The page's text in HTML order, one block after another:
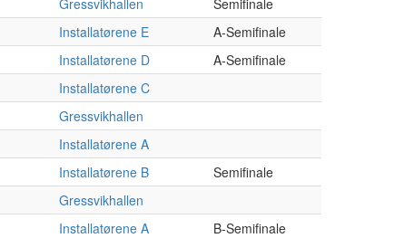
Gressvikhallen
Semifinale
Installatørene E
A-Semifinale
Installatørene D
A-Semifinale
Installatørene C
Gressvikhallen
Installatørene A
Installatørene B
Semifinale
Gressvikhallen
Installatørene A
B-Semifinale